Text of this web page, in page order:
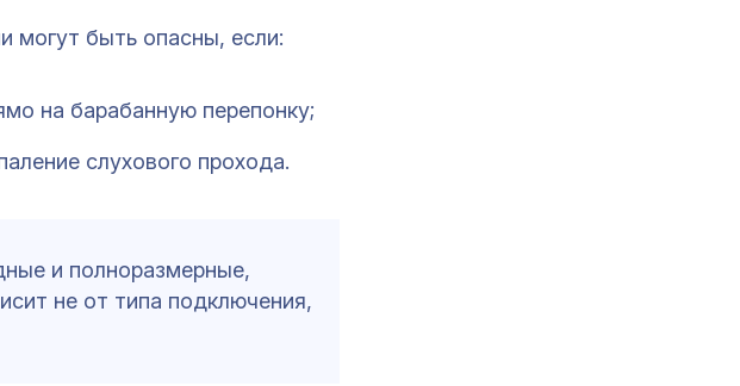
могут быть опасны, если:
на барабанную перепонку;
слухового прохода.
и полноразмерные,
не от типа подключения,